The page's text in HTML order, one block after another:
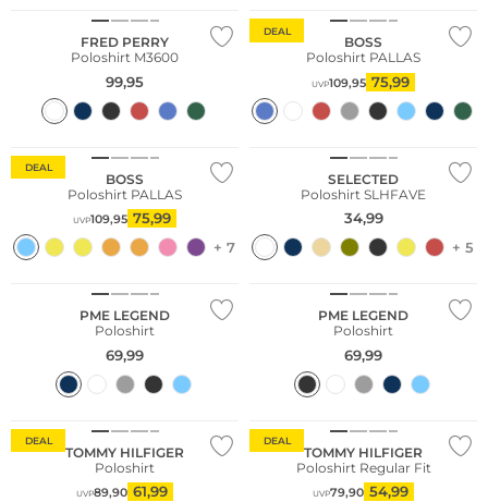
FRED PERRY
Poloshirt M3600
99,95
DEAL
BOSS
Poloshirt PALLAS
UVP109,95 75,99
DEAL
BOSS
Poloshirt PALLAS
UVP109,95 75,99
+ 7
Nachhaltig
SELECTED
Poloshirt SLHFAVE
34,99
+ 5
Große Größen
PME LEGEND
Poloshirt
69,99
Große Größen
PME LEGEND
Poloshirt
69,99
DEAL
TOMMY HILFIGER
Poloshirt
UVP89,90 61,99
DEAL
Nachhaltig
TOMMY HILFIGER
Poloshirt Regular Fit
UVP79,90 54,99